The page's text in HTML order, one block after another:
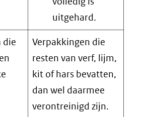
uitgehard.
die
Verpakkingen die
resten van verf, lijm,
kit of hars bevatten,
dan wel daarmee
verontreinigd zijn.